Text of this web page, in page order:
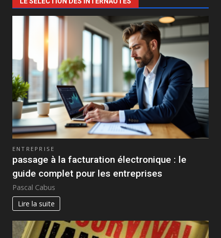
ENTREPRISE
passage à la facturation électronique : le
guide complet pour les entreprises
Pascal Cabus
Lire la suite